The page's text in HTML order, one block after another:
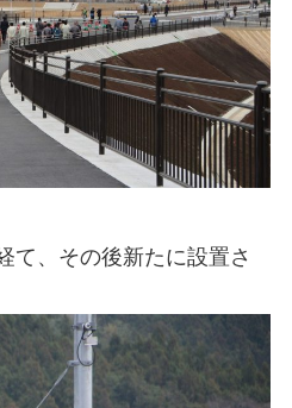
て、その後新たに設置さ